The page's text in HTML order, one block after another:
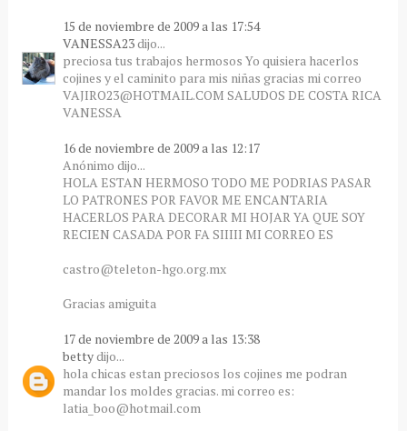
15 de noviembre de 2009 a las 17:54
VANESSA23dijo...
preciosa tus trabajos hermosos Yo quisiera hacerlos
cojines y el caminito para mis niñas gracias mi correo
VAJIRO23@HOTMAIL.COM SALUDOS DE COSTA RICA
VANESSA
16 de noviembre de 2009 a las 12:17
Anónimo dijo...
HOLA ESTAN HERMOSO TODO ME PODRIAS PASAR
LO PATRONES POR FAVOR ME ENCANTARIA
HACERLOS PARA DECORAR MI HOJAR YA QUE SOY
RECIEN CASADA POR FA SIIIII MI CORREO ES
castro@teleton-hgo.org.mx
Gracias amiguita
17 de noviembre de 2009 a las 13:38
bettydijo...
hola chicas estan preciosos los cojines me podran
mandar los moldes gracias. mi correo es:
latia_boo@hotmail.com